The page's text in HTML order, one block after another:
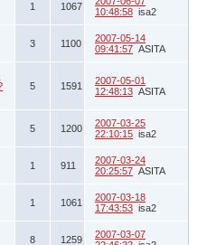
1 1067
10:48:58 isa2
3 1100
2007-05-14
09:41:57 ASITA
5 1591
2007-05-01
12:48:13 ASITA
5 1200
2007-03-25
22:10:15 isa2
1 911
2007-03-24
20:25:57 ASITA
1 1061
2007-03-18
17:43:53 isa2
8 1259
2007-03-07